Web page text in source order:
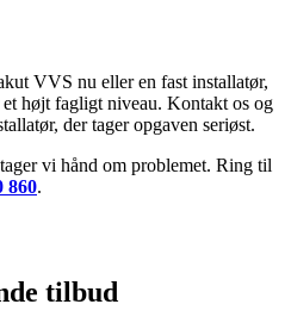
VVS nu eller en fast installatør,
højt fagligt niveau. Kontakt os og
der tager opgaven seriøst.
vi hånd om problemet. Ring til
860.
tilbud